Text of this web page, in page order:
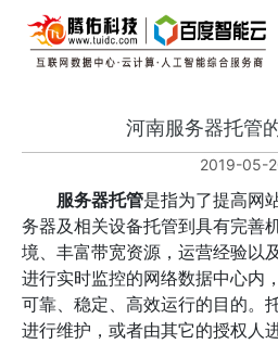
河南服务器托管
2019-05-
服务器托管是指为了提高网
务器及相关设备托管到具有完善
境、丰富带宽资源，运营经验以
进行实时监控的网络数据中心内
可靠、稳定、高效运行的目的。
进行维护，或者由其它的授权人